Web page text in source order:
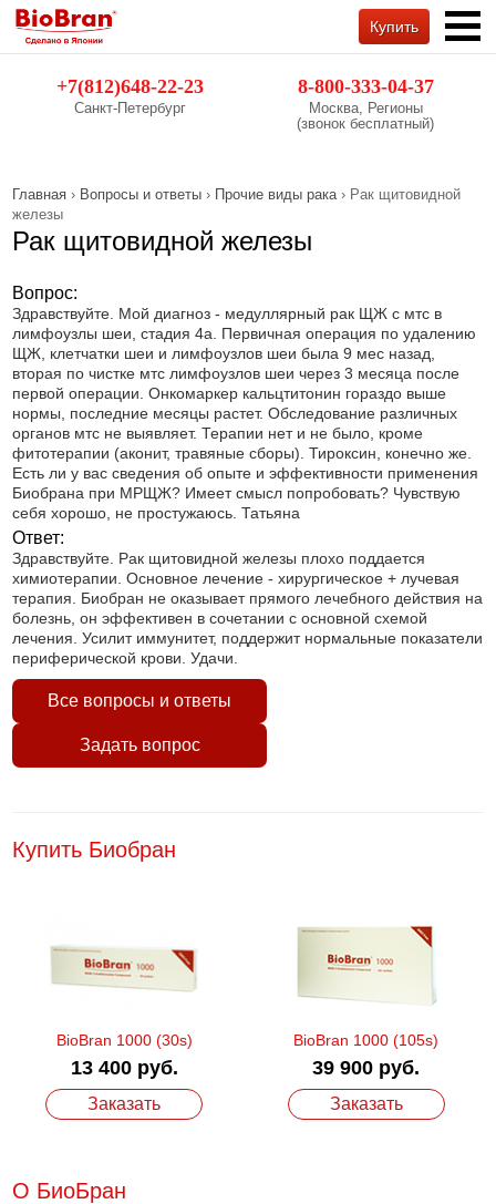
+7(812)648-22-23
Санкт-Петербург
8-800-333-04-37
Москва, Регионы
(звонок бесплатный)
Купить
Главная › Вопросы и ответы › Прочие виды рака› Рак щитовидной
железы
Рак щитовидной железы
Вопрос:
Здравствуйте. Мой диагноз - медуллярный рак ЩЖ с мтс в
лимфоузлы шеи, стадия 4а. Первичная операция по удалению
ЩЖ, клетчатки шеи и лимфоузлов шеи была 9 мес назад,
вторая по чистке мтс лимфоузлов шеи через 3 месяца после
первой операции. Онкомаркер кальцтитонин гораздо выше
нормы, последние месяцы растет. Обследование различных
органов мтс не выявляет. Терапии нет и не было, кроме
фитотерапии (аконит, травяные сборы). Тироксин, конечно же.
Есть ли у вас сведения об опыте и эффективности применения
Биобрана при МРЩЖ? Имеет смысл попробовать? Чувствую
себя хорошо, не простужаюсь. Татьяна
Ответ:
Здравствуйте. Рак щитовидной железы плохо поддается
химиотерапии. Основное лечение - хирургическое + лучевая
терапия. Биобран не оказывает прямого лечебного действия на
болезнь, он эффективен в сочетании с основной схемой
лечения. Усилит иммунитет, поддержит нормальные показатели
периферической крови. Удачи.
Все вопросы и ответы
Задать вопрос
Купить Биобран
BioBran 1000 (30s)
13 400 руб.
Заказать
BioBran 1000 (105s)
39 900 руб.
Заказать
О БиоБран